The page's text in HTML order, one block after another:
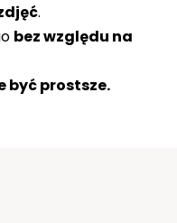
.
bez względu na
być prostsze.